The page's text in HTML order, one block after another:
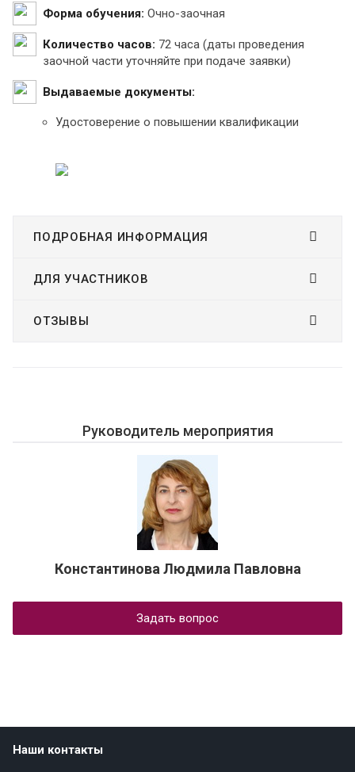
Форма обучения: Очно-заочная
Количество часов: 72 часа (даты проведения
заочной части уточняйте при подаче заявки)
Выдаваемые документы:
Удостоверение о повышении квалификации
ПОДРОБНАЯ ИНФОРМАЦИЯ
ДЛЯ УЧАСТНИКОВ
ОТЗЫВЫ
Руководитель мероприятия
Константинова Людмила Павловна
Задать вопрос
Наши контакты